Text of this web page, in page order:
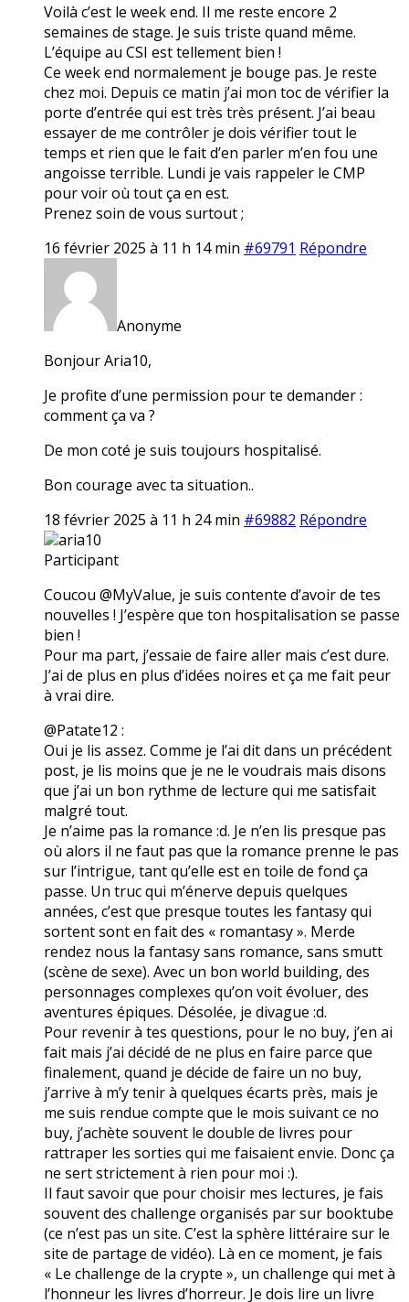
Voilà c’est le week end. Il me reste encore 2
semaines de stage. Je suis triste quand même.
L’équipe au CSI est tellement bien !
Ce week end normalement je bouge pas. Je reste
chez moi. Depuis ce matin j’ai mon toc de vérifier la
porte d’entrée qui est très très présent. J’ai beau
essayer de me contrôler je dois vérifier tout le
temps et rien que le fait d’en parler m’en fou une
angoisse terrible. Lundi je vais rappeler le CMP
pour voir où tout ça en est.
Prenez soin de vous surtout ;
16 février 2025 à 11 h 14 min #69791 Répondre
Anonyme
Bonjour Aria10,
Je profite d’une permission pour te demander :
comment ça va ?
De mon coté je suis toujours hospitalisé.
Bon courage avec ta situation..
18 février 2025 à 11 h 24 min #69882 Répondre
aria10
Participant
Coucou @MyValue, je suis contente d’avoir de tes
nouvelles ! J’espère que ton hospitalisation se passe
bien !
Pour ma part, j’essaie de faire aller mais c’est dure.
J’ai de plus en plus d’idées noires et ça me fait peur
à vrai dire.
@Patate12 :
Oui je lis assez. Comme je l’ai dit dans un précédent
post, je lis moins que je ne le voudrais mais disons
que j’ai un bon rythme de lecture qui me satisfait
malgré tout.
Je n’aime pas la romance :d. Je n’en lis presque pas
où alors il ne faut pas que la romance prenne le pas
sur l’intrigue, tant qu’elle est en toile de fond ça
passe. Un truc qui m’énerve depuis quelques
années, c’est que presque toutes les fantasy qui
sortent sont en fait des « romantasy ». Merde
rendez nous la fantasy sans romance, sans smutt
(scène de sexe). Avec un bon world building, des
personnages complexes qu’on voit évoluer, des
aventures épiques. Désolée, je divague :d.
Pour revenir à tes questions, pour le no buy, j’en ai
fait mais j’ai décidé de ne plus en faire parce que
finalement, quand je décide de faire un no buy,
j’arrive à m’y tenir à quelques écarts près, mais je
me suis rendue compte que le mois suivant ce no
buy, j’achète souvent le double de livres pour
rattraper les sorties qui me faisaient envie. Donc ça
ne sert strictement à rien pour moi :).
Il faut savoir que pour choisir mes lectures, je fais
souvent des challenge organisés par sur booktube
(ce n’est pas un site. C’est la sphère littéraire sur le
site de partage de vidéo). Là en ce moment, je fais
« Le challenge de la crypte », un challenge qui met à
l’honneur les livres d’horreur. Je dois lire un livre